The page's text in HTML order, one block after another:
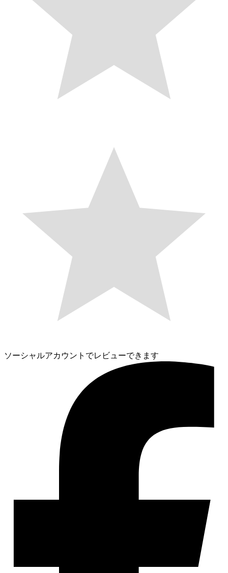
ソーシャルアカウントでレビューできます